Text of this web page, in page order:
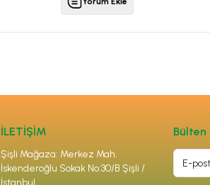
İLETİŞİM
Şişli Mağaza: Merkez Mah.
İskenderoğlu Sokak No:30/B Şişli /
İstanbul
Bülten